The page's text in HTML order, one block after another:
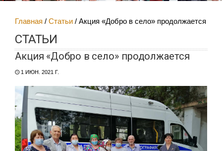
Главная Статьи Акция «Добро в село» продолжается
СТАТЬИ
Акция «Добро в село» продолжается
1 ИЮН. 2021 Г.